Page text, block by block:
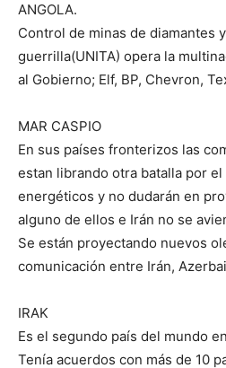
ANGOLA.
Control de minas de diamantes
guerrilla(UNITA) opera la
al Gobierno; Elf, BP, Chevron,
MAR CASPIO
En sus países fronterizos las
estan librando otra batalla por
energéticos y no dudarán en
alguno de ellos e Irán no se
Se están proyectando nuevos
comunicación entre Irán,
IRAK
Es el segundo país del mundo
Tenía acuerdos con más de 10